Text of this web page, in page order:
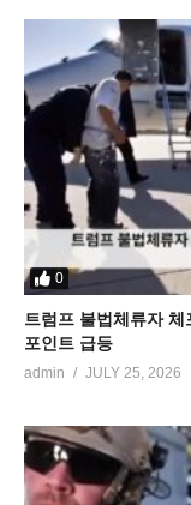
0
트럼프 불법체류자
포인트 급등
admin JULY 25, 2026